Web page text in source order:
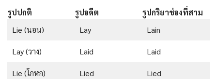
รูปปกติ รูปอดีต
รูปกริยาช่องที่สาม
Lie (นอน)
Lay Lain
Lay (วาง) Laid Laid
Lie (โกหก) Lied Lied